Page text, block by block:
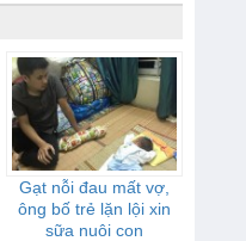
Gạt nỗi đau mất vợ,
ông bố trẻ lặn lội xin
sữa nuôi con